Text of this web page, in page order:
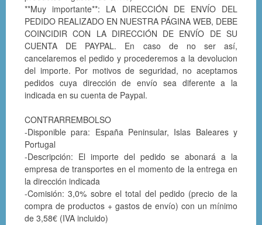
**Muy importante**: LA DIRECCIÓN DE ENVÍO DEL
PEDIDO REALIZADO EN NUESTRA PÁGINA WEB, DEBE
COINCIDIR CON LA DIRECCIÓN DE ENVÍO DE SU
CUENTA DE PAYPAL. En caso de no ser así,
cancelaremos el pedido y procederemos a la devolucion
del importe. Por motivos de seguridad, no aceptamos
pedidos cuya dirección de envío sea diferente a la
indicada en su cuenta de Paypal.
CONTRARREMBOLSO
-Disponible para: España Peninsular, Islas Baleares y
Portugal
-Descripción: El importe del pedido se abonará a la
empresa de transportes en el momento de la entrega en
la dirección indicada
-Comisión: 3,0% sobre el total del pedido (precio de la
compra de productos + gastos de envío) con un mínimo
de 3,58€ (IVA incluido)